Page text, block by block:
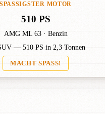
SPASSIGSTER MOTOR
510 PS
AMG ML 63 · Benzin
— 510 PS in 2,3 Tonnen
MACHT SPASS!